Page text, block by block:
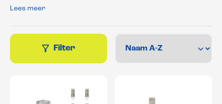
Lees meer
Filter